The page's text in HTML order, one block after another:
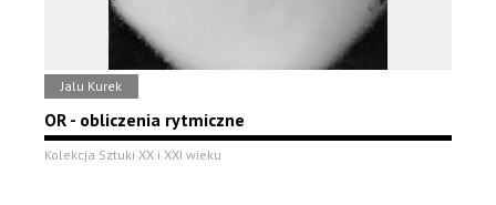
Jalu Kurek
OR - obliczenia rytmiczne
Kolekcja Sztuki XX i XXI wieku